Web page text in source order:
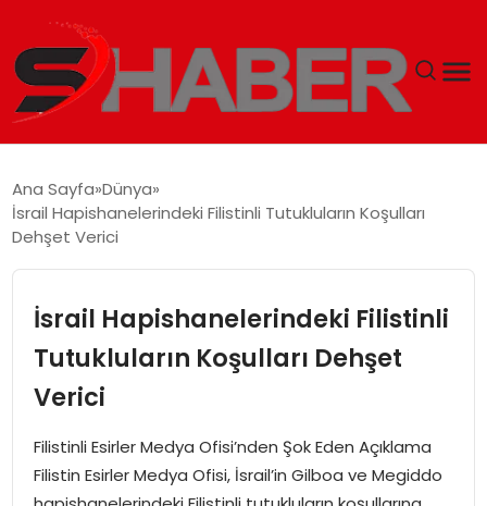
MAGAZIN
EKONOMI
SIYASET
Ana Sayfa Dünya
İsrail Hapishanelerindeki Filistinli Tutukluların Koşulları
Dehşet Verici
İsrail Hapishanelerindeki Filistinli
Tutukluların Koşulları Dehşet
Verici
Filistinli Esirler Medya Ofisi’nden Şok Eden Açıklama
Filistin Esirler Medya Ofisi, İsrail’in Gilboa ve Megiddo